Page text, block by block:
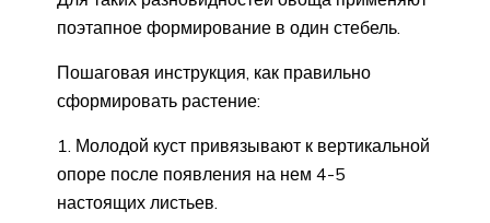
поэтапное формирование в один стебель.
Пошаговая инструкция, как правильно
сформировать растение:
Молодой куст привязывают к вертикальной
опоре после появления на нем 4-5
настоящих листьев.